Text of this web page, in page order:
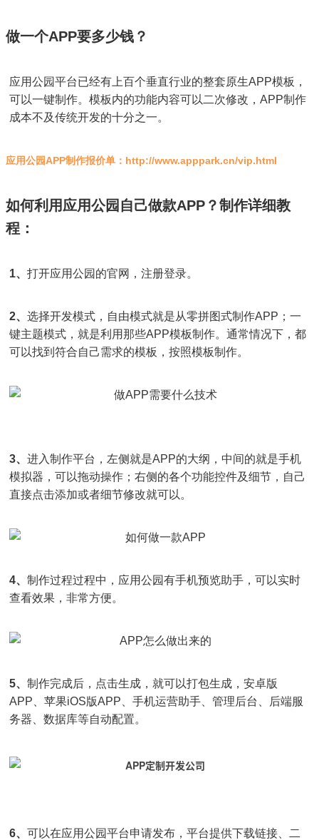
做一个APP要多少钱？
应用公园平台已经有上百个垂直行业的整套原生APP模板，
可以一键制作。模板内的功能内容可以二次修改，APP制作
成本不及传统开发的十分之一。
应用公园APP制作报价单：http://www.apppark.cn/vip.html
如何利用应用公园自己做款APP？制作详细教
程：
1、 打开应用公园的官网，注册登录。
2、 选择开发模式，自由模式就是从零拼图式制作APP；一
键主题模式，就是利用那些APP模板制作。通常情况下，都
可以找到符合自己需求的模板，按照模板制作。
3、 进入制作平台，左侧就是APP的大纲，中间的就是手机
模拟器，可以拖动操作；右侧的各个功能控件及细节，自己
直接点击添加或者细节修改就可以。
4、 制作过程过程中，应用公园有手机预览助手，可以实时
查看效果，非常方便。
5、 制作完成后，点击生成，就可以打包生成，安卓版
APP、苹果iOS版APP、手机运营助手、管理后台、后端服
务器、数据库等自动配置。
6、 可以在应用公园平台申请发布，平台提供下载链接、二